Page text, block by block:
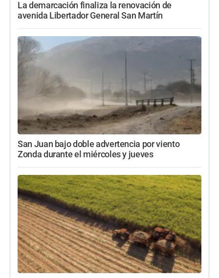
La demarcación finaliza la renovación de
avenida Libertador General San Martín
San Juan bajo doble advertencia por viento
Zonda durante el miércoles y jueves